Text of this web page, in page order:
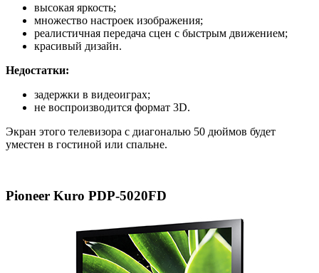
высокая яркость;
множество настроек изображения;
реалистичная передача сцен с быстрым движением;
красивый дизайн.
Недостатки:
задержки в видеоиграх;
не воспроизводится формат 3D.
Экран этого телевизора с диагональю 50 дюймов будет
уместен в гостиной или спальне.
Pioneer Kuro PDP-5020FD